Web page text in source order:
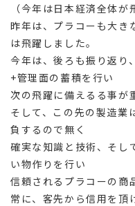
（今年は日本経済全体
昨年は、プラコーも大き
は飛躍しました。
今年は、後ろも振り返り
+管理面の蓄積を行い
次の飛躍に備えるる事が
そして、この先の製造業
負するので無く
確実な知識と技術、そし
い物作りを行い
信頼されるプラコーの商
常に、客先から信用を頂